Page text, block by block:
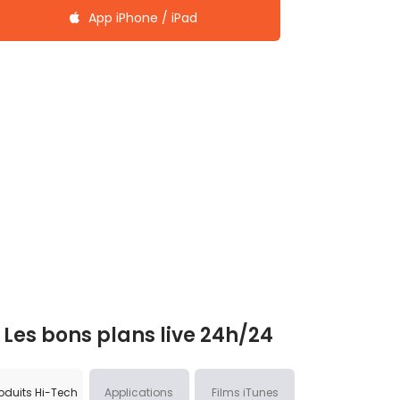
App iPhone / iPad
Les bons plans live 24h/24
Hi-Tech Applications Films iTunes